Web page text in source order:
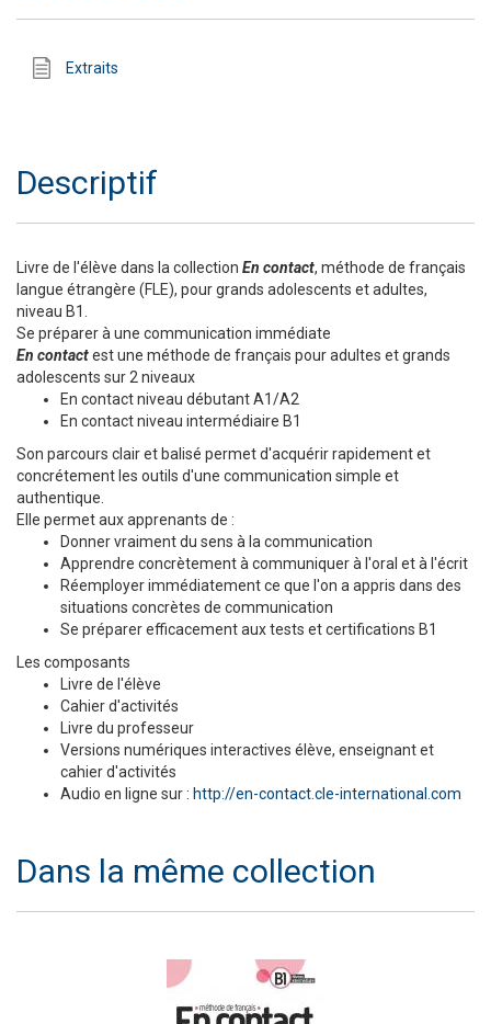
Extraits
Descriptif
Livre de l'élève dans la collection En contact, méthode de français
langue étrangère (FLE), pour grands adolescents et adultes,
niveau B1.
Se préparer à une communication immédiate
En contactest une méthode de français pour adultes et grands
adolescents sur 2 niveaux
En contact niveau débutant A1/A2
En contact niveau intermédiaire B1
Son parcours clair et balisé permet d'acquérir rapidement et
concrétement les outils d'une communication simple et
authentique.
Elle permet aux apprenants de :
Donner vraiment du sens à la communication
Apprendre concrètement à communiquer à l'oral et à l'écrit
Réemployer immédiatement ce que l'on a appris dans des
situations concrètes de communication
Se préparer efficacement aux tests et certifications B1
Les composants
Livre de l'élève
Cahier d'activités
Livre du professeur
Versions numériques interactives élève, enseignant et
cahier d'activités
Audio en ligne sur : http://en-contact.cle-international.com
Dans la même collection